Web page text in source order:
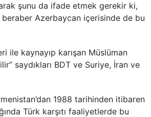
şunu da ifade etmek gerekir ki,
beraber Azerbaycan içerisinde de bu
ile kaynayıp karışan Müslüman
saydıkları BDT ve Suriye, İran ve
1988 tarihinden itibaren
Türk karşıtı faaliyetlerde bu